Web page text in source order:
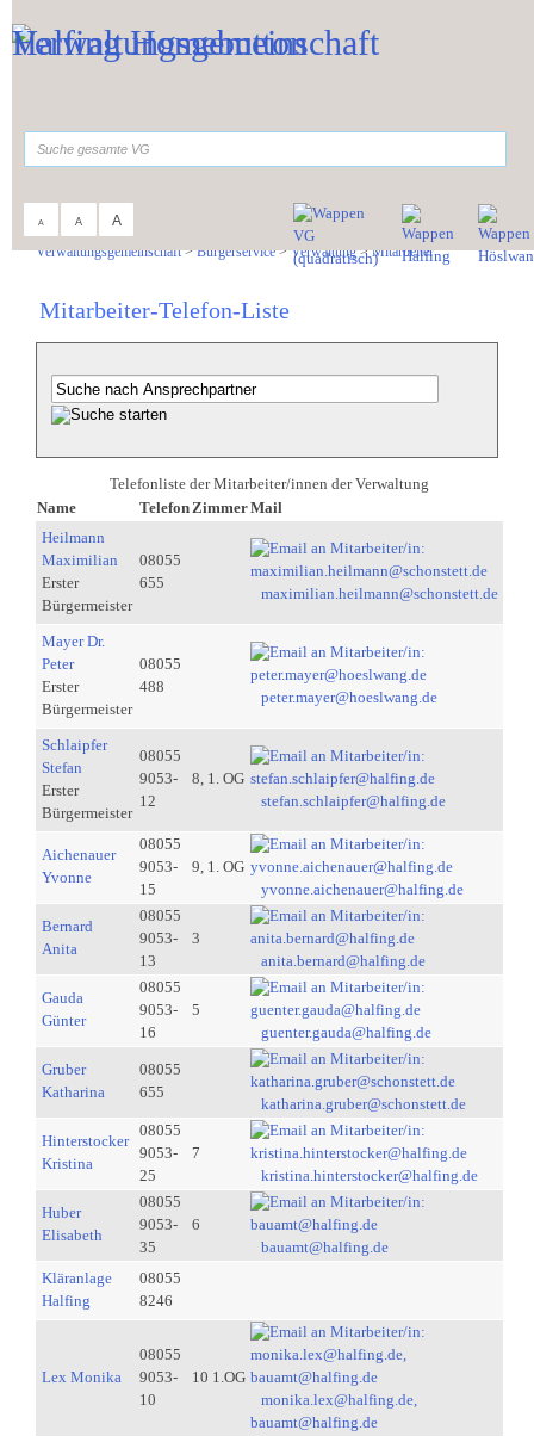
A A A
Verwaltungsgemeinschaft>Bürgerservice>Verwaltung>Mitarbeiter
Mitarbeiter-Telefon-Liste
Telefonliste der Mitarbeiter/innen der Verwaltung
Name
Telefon ZimmerMail
Heilmann
Maximilian
Erster
Bürgermeister
08055
655
maximilian.heilmann@schonstett.de
Mayer Dr.
Peter
Erster
Bürgermeister
08055
488
peter.mayer@hoeslwang.de
Schlaipfer
Stefan
Erster
Bürgermeister
08055
9053-
12
8, 1. OG
stefan.schlaipfer@halfing.de
Aichenauer
Yvonne
08055
9053-
15
9, 1. OG
yvonne.aichenauer@halfing.de
Bernard
Anita
08055
9053-
13
3
anita.bernard@halfing.de
Gauda
Günter
08055
9053-
16
5
guenter.gauda@halfing.de
Gruber
Katharina
08055
655
katharina.gruber@schonstett.de
Hinterstocker
Kristina
08055
9053-
25
7
kristina.hinterstocker@halfing.de
Huber
Elisabeth
08055
9053-
35
6
bauamt@halfing.de
Kläranlage
Halfing
08055
8246
Lex Monika
08055
9053-
10
10 1.OG
monika.lex@halfing.de,
bauamt@halfing.de